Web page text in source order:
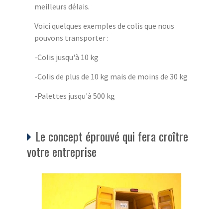
meilleurs délais.
Voici quelques exemples de colis que nous
pouvons transporter :
-Colis jusqu'à 10 kg
-Colis de plus de 10 kg mais de moins de 30 kg
-Palettes jusqu'à 500 kg
Le concept éprouvé qui fera croître
votre entreprise